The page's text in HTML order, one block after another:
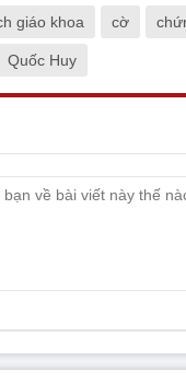
giáo khoa cờ
Quốc Huy